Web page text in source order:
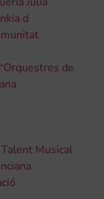
d
de
Musical